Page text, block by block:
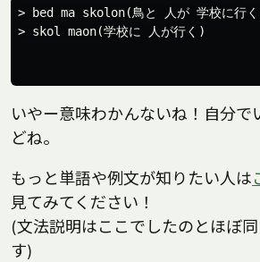
> bed ma skolon(鳥と 人が 学校に行
> skol maon(学校に 人が行く)
いやー意味わかんないね！自分で
どね。
もっと単語や例文が知りたい人は
見てみてください！
(文法説明はここでしたのとほぼ
す)